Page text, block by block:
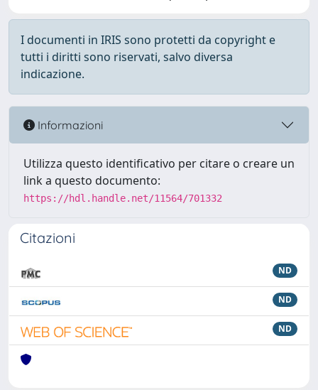
I documenti in IRIS sono protetti da copyright e
tutti i diritti sono riservati, salvo diversa
indicazione.
Informazioni
Utilizza questo identificativo per citare o creare un
link a questo documento:
https://hdl.handle.net/11564/701332
Citazioni
ND
ND
ND